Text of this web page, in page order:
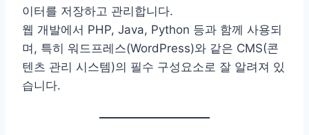
이터를 저장하고 관리합니다.
웹 개발에서 PHP, Java, Python 등과 함께 사용되
며, 특히 워드프레스(WordPress)와 같은 CMS(콘
텐츠 관리 시스템)의 필수 구성요소로 잘 알려져 있
습니다.